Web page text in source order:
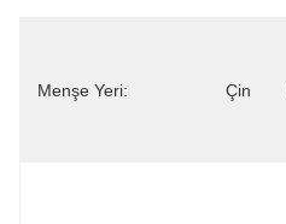
Menşe Yeri: Çin